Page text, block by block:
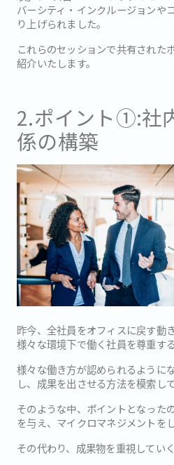
バーシティ・インクルージョンや
り上げられました。
これらのセッションで共有された
紹介いたします。
2.ポイント①:社
係の構築
昨今、全社員をオフィスに戻す動
様々な環境下で働く社員を尊重す
様々な働き方が認められるように
し、成果を出させる方法を模索し
そのような中、ポイントとなった
を与え、マイクロマネジメントを
その代わり、成果物を重視してい